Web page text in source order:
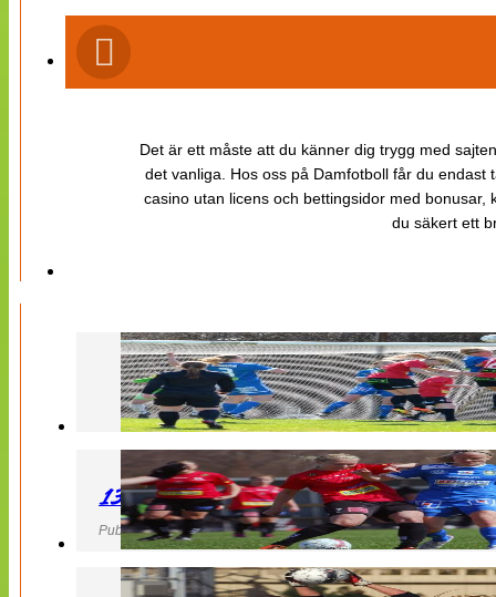
Det är ett måste att du känner dig trygg med
det vanliga. Hos oss på Damfotboll får du
casino utan licens och bettingsidor med
du säkert ett
130427 LB 07 – QBIK
Publicerad 27 April 2013, 22:40